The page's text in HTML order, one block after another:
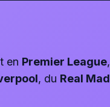
en Premier League,
, du Real